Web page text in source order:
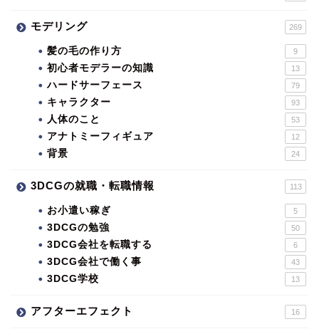
モデリング 269
髪の毛の作り方 9
初心者モデラーの知識 13
ハードサーフェース 79
キャラクター 93
人体のこと 53
アナトミーフィギュア 12
背景 24
3DCGの就職・転職情報 113
お小遣い稼ぎ 5
3DCGの勉強 50
3DCG会社を転職する 6
3DCG会社で働く事 43
3DCG学校 13
アフターエフェクト 16